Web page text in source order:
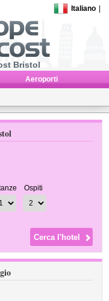
Italiano
Bristol
Aeroporti
Ospiti